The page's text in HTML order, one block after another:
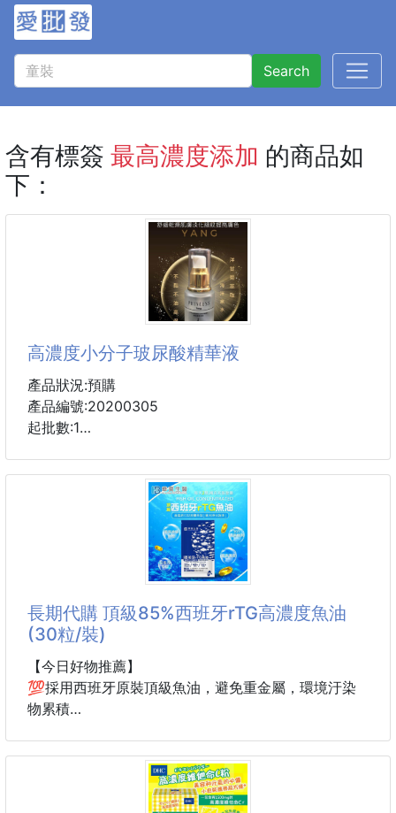
Search
含有標簽 最高濃度添加 的商品如
下：
高濃度小分子玻尿酸精華液
產品狀況:預購
產品編號:20200305
起批數:1
高濃度小分子玻尿酸精華液高調上市囉！👍
提取法國布列塔尼深海泉💧，調和日本🇯🇵高濃度玻尿
酸配合維他命B5,維他命B3等。。。
可以舒緩乾燥肌膚及淡化細紋😍，提昇緊緻拉提感，
主成份：海洋泉水，玻尿酸，維他命Ｂ５，維他命Ｂ
３，洋甘菊萃取
使用方式：臉部清潔後，化妝水後取適量按摩肌膚至吸
⚠️保濕是保養最基本的，肌膚底層吸飽了滿滿的水，表
面自然就不會出現小細紋😉
長期代購 頂級85%西班牙rTG高濃度魚油
(30粒/裝)
【今日好物推薦】
💯採用西班牙原裝頂級魚油，避免重金屬，環境汙染
物累積
✅ 高濃度85%Omega-3（48%EPA & 32%DHA）
✅ 採用國際認證頂級深海小型魚來源，無重金屬污